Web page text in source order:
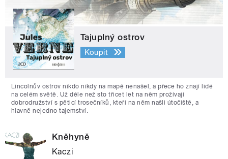
Tajuplný ostrov
Koupit
Lincolnův ostrov nikdo nikdy na mapě nenašel, a přece ho znají lidé
na celém světě. Už déle než sto třicet let na něm prožívají
dobrodružství s pěticí trosečníků, kteří na něm našli útočiště, a
hlavně nejedno tajemství.
Kněhyně
Kaczi